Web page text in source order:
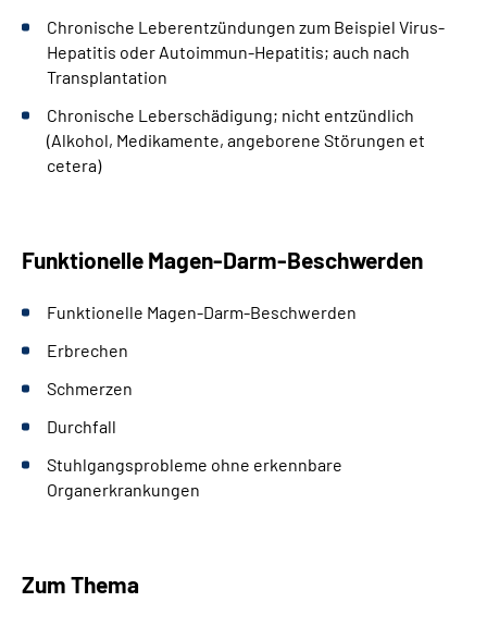
Chronische Leberentzündungen zum Beispiel Virus-
Hepatitis oder Autoimmun-Hepatitis; auch nach
Transplantation
Chronische Leberschädigung; nicht entzündlich
(Alkohol, Medikamente, angeborene Störungen et
cetera)
Funktionelle Magen-Darm-Beschwerden
Funktionelle Magen-Darm-Beschwerden
Erbrechen
Schmerzen
Durchfall
Stuhlgangsprobleme ohne erkennbare
Organerkrankungen
Zum Thema